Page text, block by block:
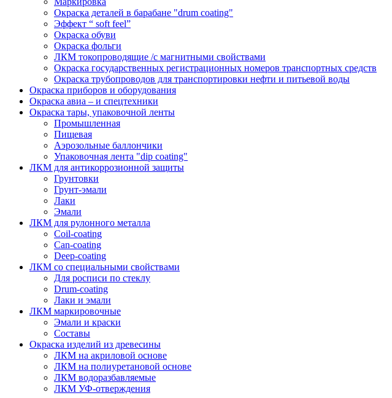
Окраска деталей в барабане "drum coating"
Эффект “ soft feel”
Окраска обуви
Окраска фольги
ЛКМ токопроводящие /с магнитными свойствами
Окраска государственных регистрационных номеров транспортных средств
Окраска трубопроводов для транспортировки нефти и питьевой воды
Окраска приборов и оборудования
Окраска авиа – и спецтехники
Окраска тары, упаковочной ленты
Промышленная
Пищевая
Аэрозольные баллончики
Упаковочная лента "dip coating"
ЛКМ для антикоррозионной защиты
Грунтовки
Грунт-эмали
Лаки
Эмали
ЛКМ для рулонного металла
Coil-coating
Can-coating
Deep-coating
ЛКМ со специальными свойствами
Для росписи по стеклу
Drum-coating
Лаки и эмали
ЛКМ маркировочные
Эмали и краски
Составы
Окраска изделий из древесины
ЛКМ на акриловой основе
ЛКМ на полиуретановой основе
ЛКМ водоразбавляемые
ЛКМ УФ-отверждения